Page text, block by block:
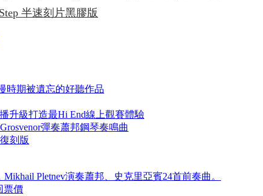
半速刻片黑膠版
時期被遺忘的好聽作品
升級打造最Hi End線上觀賽體驗
彈奏蕭邦鋼琴奏鳴曲
刻版
Pletnev演奏蕭邦、史克里亞賓24首前奏曲。
票價